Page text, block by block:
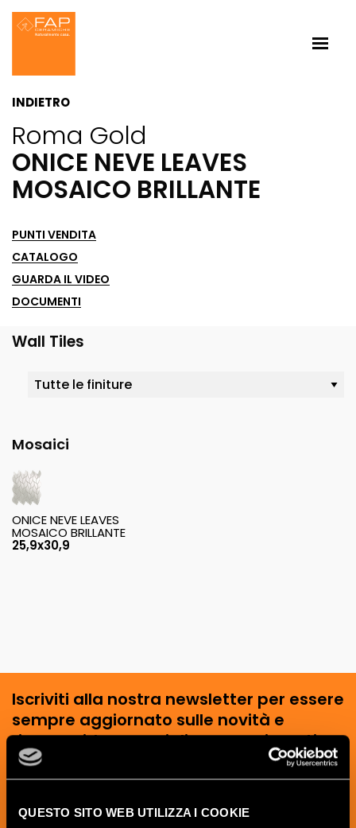
QUESTO SITO WEB UTILIZZA I COOKIE
INDIETRO
Roma Gold
ONICE NEVE LEAVES
MOSAICO BRILLANTE
PUNTI VENDITA
CATALOGO
GUARDA IL VIDEO
DOCUMENTI
Wall Tiles
Mosaici
ONICE NEVE LEAVES
MOSAICO BRILLANTE
25,9x30,9
Iscriviti alla nostra newsletter per essere
sempre aggiornato sulle novità e
ricevere idee, consigli e suggerimenti
del mondo della ceramica e dell’interior
design.